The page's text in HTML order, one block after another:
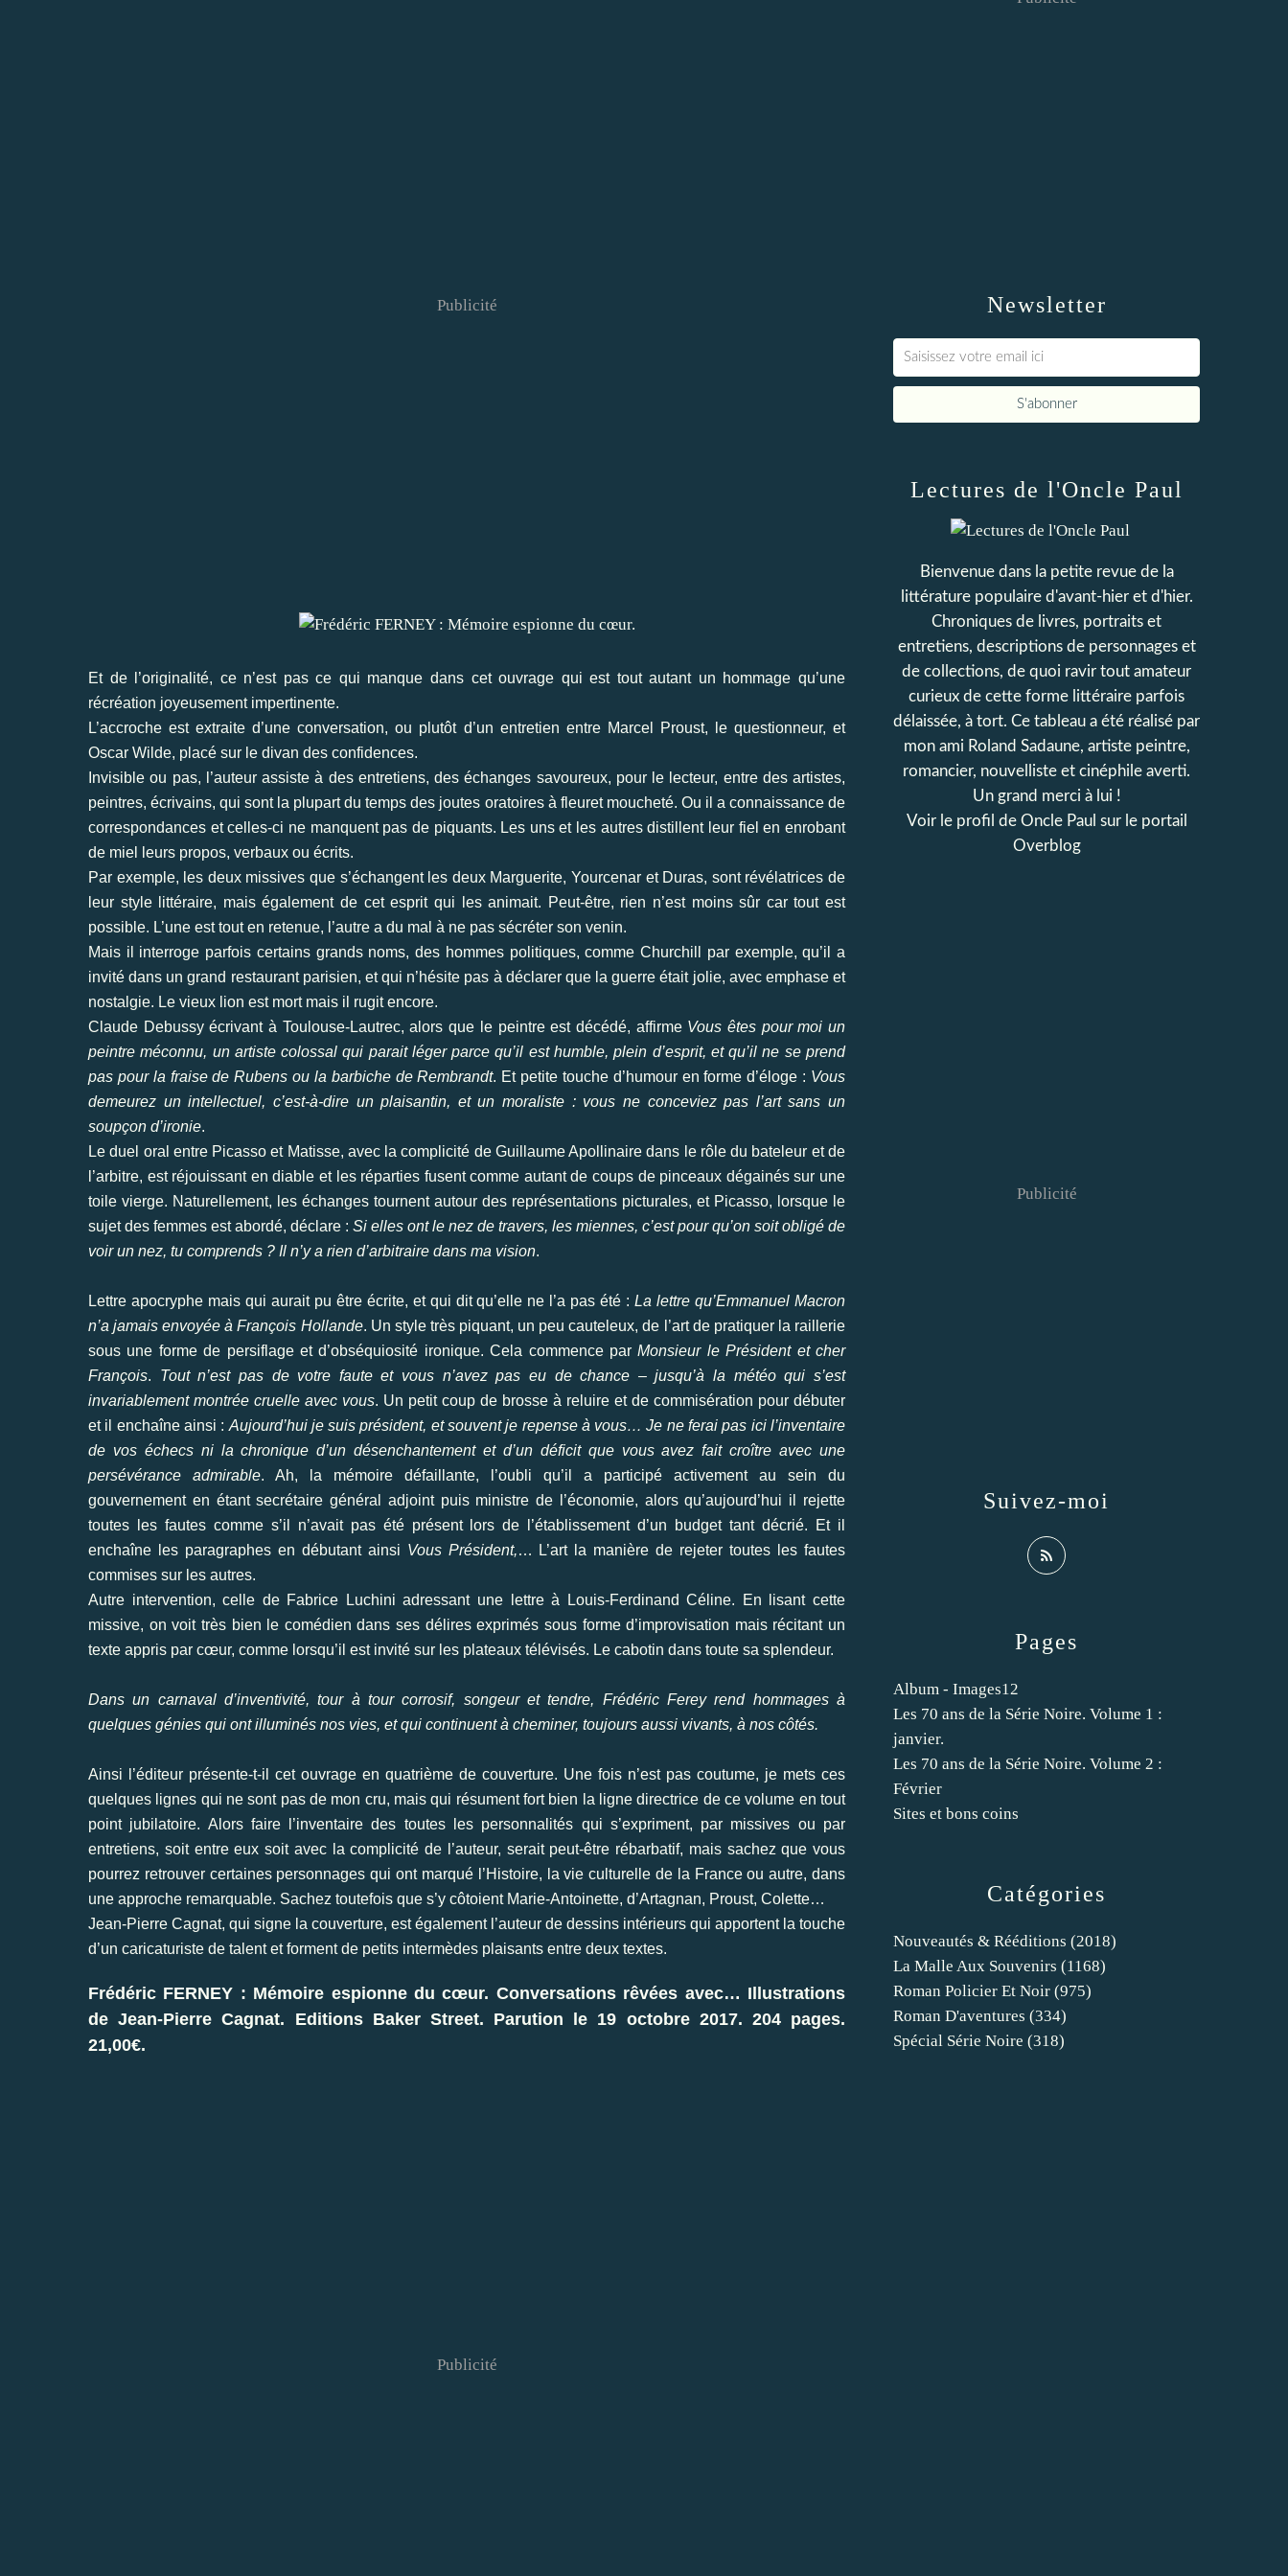
Publicité
Et de l’originalité, ce n’est pas ce qui manque dans cet ouvrage qui est tout autant un hommage qu’une
récréation joyeusement impertinente.
L’accroche est extraite d’une conversation, ou plutôt d’un entretien entre Marcel Proust, le questionneur, et
Oscar Wilde, placé sur le divan des confidences.
Invisible ou pas, l’auteur assiste à des entretiens, des échanges savoureux, pour le lecteur, entre des artistes,
peintres, écrivains, qui sont la plupart du temps des joutes oratoires à fleuret moucheté. Ou il a connaissance de
correspondances et celles-ci ne manquent pas de piquants. Les uns et les autres distillent leur fiel en enrobant
de miel leurs propos, verbaux ou écrits.
Par exemple, les deux missives que s’échangent les deux Marguerite, Yourcenar et Duras, sont révélatrices de
leur style littéraire, mais également de cet esprit qui les animait. Peut-être, rien n’est moins sûr car tout est
possible. L’une est tout en retenue, l’autre a du mal à ne pas sécréter son venin.
Mais il interroge parfois certains grands noms, des hommes politiques, comme Churchill par exemple, qu’il a
invité dans un grand restaurant parisien, et qui n’hésite pas à déclarer que la guerre était jolie, avec emphase et
nostalgie. Le vieux lion est mort mais il rugit encore.
Claude Debussy écrivant à Toulouse-Lautrec, alors que le peintre est décédé, affirme Vous êtes pour moi un
peintre méconnu, un artiste colossal qui parait léger parce qu’il est humble, plein d’esprit, et qu’il ne se prend
pas pour la fraise de Rubens ou la barbiche de Rembrandt. Et petite touche d’humour en forme d’éloge : Vous
demeurez un intellectuel, c’est-à-dire un plaisantin, et un moraliste : vous ne conceviez pas l’art sans un
soupçon d’ironie.
Le duel oral entre Picasso et Matisse, avec la complicité de Guillaume Apollinaire dans le rôle du bateleur et de
l’arbitre, est réjouissant en diable et les réparties fusent comme autant de coups de pinceaux dégainés sur une
toile vierge. Naturellement, les échanges tournent autour des représentations picturales, et Picasso, lorsque le
sujet des femmes est abordé, déclare : Si elles ont le nez de travers, les miennes, c’est pour qu’on soit obligé de
voir un nez, tu comprends ? Il n’y a rien d’arbitraire dans ma vision.
Lettre apocryphe mais qui aurait pu être écrite, et qui dit qu’elle ne l’a pas été :La lettre qu’Emmanuel Macron
n’a jamais envoyée à François Hollande. Un style très piquant, un peu cauteleux, de l’art de pratiquer la raillerie
sous une forme de persiflage et d’obséquiosité ironique. Cela commence parMonsieur le Président et cher
François. Tout n’est pas de votre faute et vous n’avez pas eu de chance – jusqu’à la météo qui s’est
invariablement montrée cruelle avec vous. Un petit coup de brosse à reluire et de commisération pour débuter
et il enchaîne ainsi : Aujourd’hui je suis président, et souvent je repense à vous… Je ne ferai pas ici l’inventaire
de vos échecs ni la chronique d’un désenchantement et d’un déficit que vous avez fait croître avec une
persévérance admirable. Ah, la mémoire défaillante, l’oubli qu’il a participé activement au sein du
gouvernement en étant secrétaire général adjoint puis ministre de l’économie, alors qu’aujourd’hui il rejette
toutes les fautes comme s’il n’avait pas été présent lors de l’établissement d’un budget tant décrié. Et il
enchaîne les paragraphes en débutant ainsi Vous Président,… L’art la manière de rejeter toutes les fautes
commises sur les autres.
Autre intervention, celle de Fabrice Luchini adressant une lettre à Louis-Ferdinand Céline. En lisant cette
missive, on voit très bien le comédien dans ses délires exprimés sous forme d’improvisation mais récitant un
texte appris par cœur, comme lorsqu’il est invité sur les plateaux télévisés. Le cabotin dans toute sa splendeur.
Dans un carnaval d’inventivité, tour à tour corrosif, songeur et tendre, Frédéric Ferey rend hommages à
quelques génies qui ont illuminés nos vies, et qui continuent à cheminer, toujours aussi vivants, à nos côtés.
Ainsi l’éditeur présente-t-il cet ouvrage en quatrième de couverture. Une fois n’est pas coutume, je mets ces
quelques lignes qui ne sont pas de mon cru, mais qui résument fort bien la ligne directrice de ce volume en tout
point jubilatoire. Alors faire l’inventaire des toutes les personnalités qui s’expriment, par missives ou par
entretiens, soit entre eux soit avec la complicité de l’auteur, serait peut-être rébarbatif, mais sachez que vous
pourrez retrouver certaines personnages qui ont marqué l’Histoire, la vie culturelle de la France ou autre, dans
une approche remarquable. Sachez toutefois que s’y côtoient Marie-Antoinette, d’Artagnan, Proust, Colette…
Jean-Pierre Cagnat, qui signe la couverture, est également l’auteur de dessins intérieurs qui apportent la touche
d’un caricaturiste de talent et forment de petits intermèdes plaisants entre deux textes.
Frédéric FERNEY : Mémoire espionne du cœur. Conversations rêvées avec… Illustrations
de Jean-Pierre Cagnat. Editions Baker Street. Parution le 19 octobre 2017. 204 pages.
21,00€.
Publicité
Newsletter
Catégories
Nouveautés & Rééditions (2018)
La Malle Aux Souvenirs (1168)
Roman Policier Et Noir (975)
Roman D'aventures (334)
Spécial Série Noire (318)
Pages
Album - Images12
Les 70 ans de la Série Noire. Volume 1 :
janvier.
Les 70 ans de la Série Noire. Volume 2 :
Février
Sites et bons coins
Lectures de l'Oncle Paul
Bienvenue dans la petite revue de la
littérature populaire d'avant-hier et d'hier.
Chroniques de livres, portraits et
entretiens, descriptions de personnages et
de collections, de quoi ravir tout amateur
curieux de cette forme littéraire parfois
délaissée, à tort. Ce tableau a été réalisé par
mon ami Roland Sadaune, artiste peintre,
romancier, nouvelliste et cinéphile averti.
Un grand merci à lui !
Voir le profil de Oncle Paul sur le portail
Overblog
Suivez-moi
Publicité